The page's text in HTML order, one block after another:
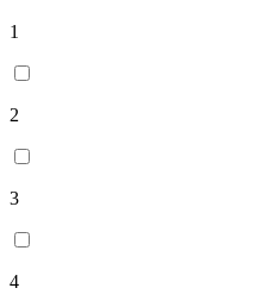
1
2
3
4